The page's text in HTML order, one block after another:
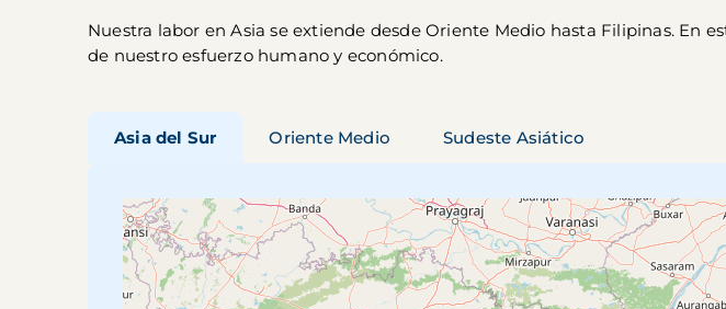
Nuestra labor en Asia se extiende desde Oriente Medio hasta Filipinas. En
de nuestro esfuerzo humano y económico.
Asia del Sur Oriente Medio Sudeste Asiático